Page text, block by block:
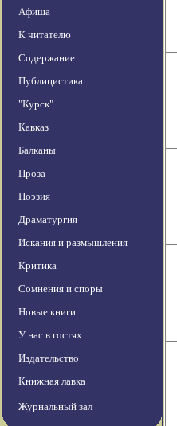
Афиша
К читателю
Содержание
Публицистика
"Курск"
Кавказ
Балканы
Проза
Поэзия
Драматургия
Искания и размышления
Критика
Сомнения и споры
Новые книги
У нас в гостях
Издательство
Книжная лавка
Журнальный зал